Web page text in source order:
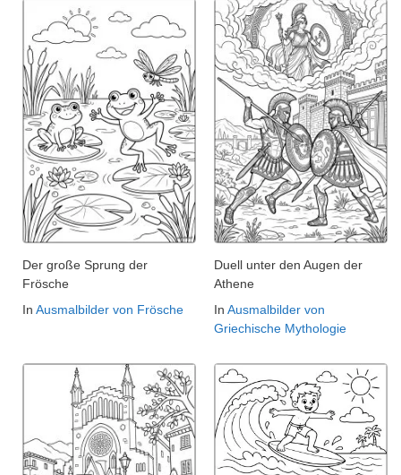
Der große Sprung der
Frösche
In Ausmalbilder von Frösche
Duell unter den Augen der
Athene
In Ausmalbilder von
Griechische Mythologie